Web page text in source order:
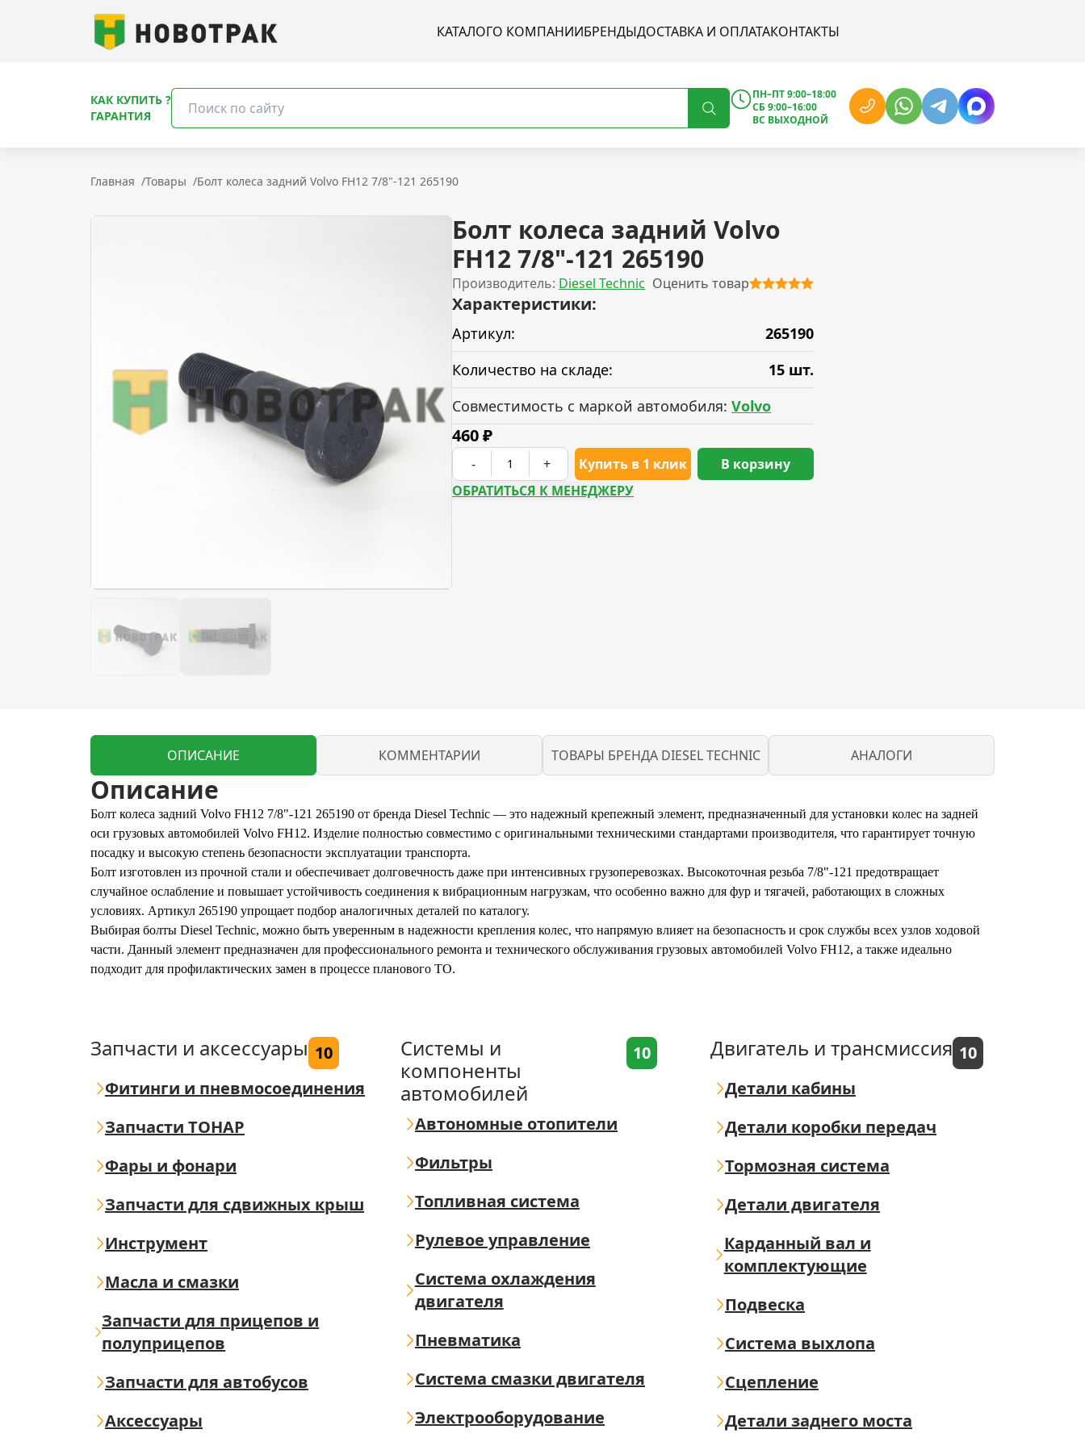
КАТАЛОГО КОМПАНИИБРЕНДЫДОСТАВКА И ОПЛАТАКОНТАКТЫ
КАК КУПИТЬ ?
ГАРАНТИЯ
ПН–ПТ 9:00–18:00
СБ 9:00–16:00
ВС ВЫХОДНОЙ
Главная /Товары /Болт колеса задний Volvo FH12 7/8"-121 265190
Болт колеса задний Volvo
FH12 7/8"-121 265190
Производитель: Diesel Technic Оценить товар
Характеристики:
Артикул:
265190
Количество на складе:
15 шт.
Совместимость с маркой автомобиля: Volvo
460₽
- + Купить в 1 клик
В корзину
ОБРАТИТЬСЯ К МЕНЕДЖЕРУ
ОПИСАНИЕ КОММЕНТАРИИ ТОВАРЫ БРЕНДА DIESEL TECHNIC АНАЛОГИ
Описание
Болт колеса задний Volvo FH12 7/8"-121 265190 от бренда Diesel Technic — это надежный крепежный элемент, предназначенный для установки колес на задней
оси грузовых автомобилей Volvo FH12. Изделие полностью совместимо с оригинальными техническими стандартами производителя, что гарантирует точную
посадку и высокую степень безопасности эксплуатации транспорта.
Болт изготовлен из прочной стали и обеспечивает долговечность даже при интенсивных грузоперевозках. Высокоточная резьба 7/8"-121 предотвращает
случайное ослабление и повышает устойчивость соединения к вибрационным нагрузкам, что особенно важно для фур и тягачей, работающих в сложных
условиях. Артикул 265190 упрощает подбор аналогичных деталей по каталогу.
Выбирая болты Diesel Technic, можно быть уверенным в надежности крепления колес, что напрямую влияет на безопасность и срок службы всех узлов ходовой
части. Данный элемент предназначен для профессионального ремонта и технического обслуживания грузовых автомобилей Volvo FH12, а также идеально
подходит для профилактических замен в процессе планового ТО.
Запчасти и аксессуары 10
Фитинги и пневмосоединения
Запчасти ТОНАР
Фары и фонари
Запчасти для сдвижных крыш
Инструмент
Масла и смазки
Запчасти для прицепов и
полуприцепов
Запчасти для автобусов
Аксессуары
Системы и
компоненты
автомобилей
10
Автономные отопители
Фильтры
Топливная система
Рулевое управление
Система охлаждения
двигателя
Пневматика
Система смазки двигателя
Электрооборудование
Двигатель и трансмиссия 10
Детали кабины
Детали коробки передач
Тормозная система
Детали двигателя
Карданный вал и
комплектующие
Подвеска
Система выхлопа
Сцепление
Детали заднего моста